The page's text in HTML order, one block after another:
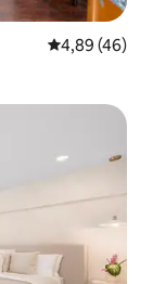
4,89 de uma
4,89 (46)